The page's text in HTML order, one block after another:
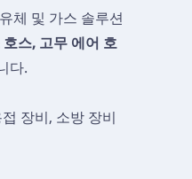
체 및 가스 솔루션
스, 고무 에어 호
다.
장비, 소방 장비